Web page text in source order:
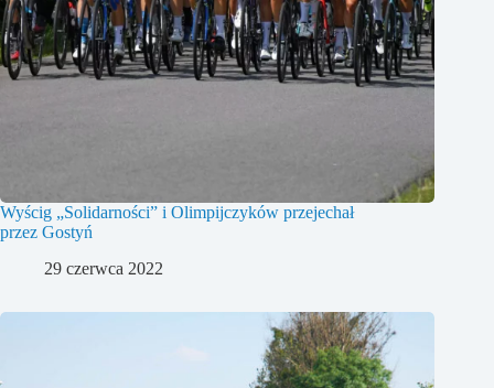
Wyścig „Solidarności” i Olimpijczyków przejechał
przez Gostyń
29 czerwca 2022